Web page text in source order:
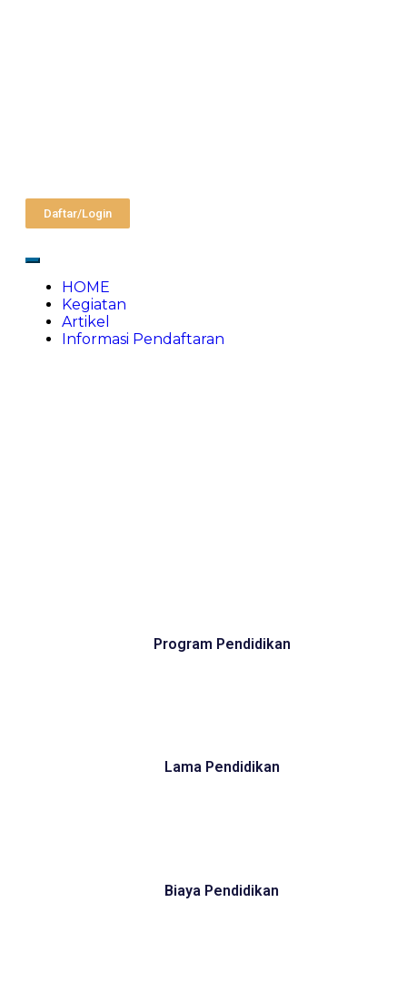
Daftar/Login
HOME
Kegiatan
Artikel
Informasi Pendaftaran
Program Pendidikan
Lama Pendidikan
Biaya Pendidikan